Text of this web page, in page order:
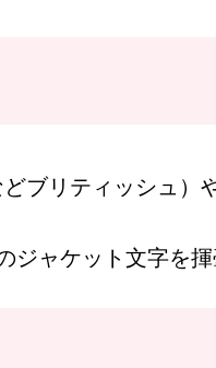
ブリティッシュ）
ジャケット文字を